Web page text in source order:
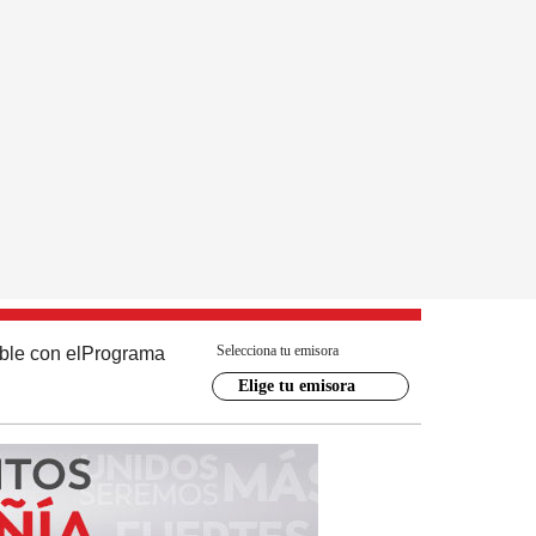
con el Programa Selecciona tu emisora
Elige tu emisora